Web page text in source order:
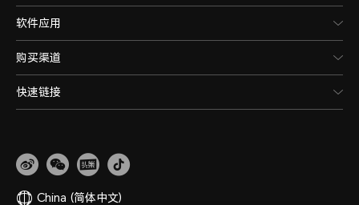
软件应用
购买渠道
快速链接
China (简体中文)